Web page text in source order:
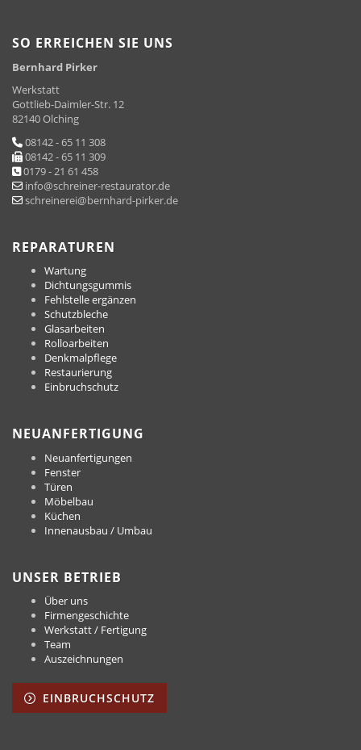
SO ERREICHEN SIE UNS
Bernhard Pirker
Werkstatt
Gottlieb-Daimler-Str. 12
82140 Olching
08142 - 65 11 308
08142 - 65 11 309
0179 - 21 61 458
info@schreiner-restaurator.de
schreinerei@bernhard-pirker.de
REPARATUREN
Wartung
Dichtungsgummis
Fehlstelle ergänzen
Schutzbleche
Glasarbeiten
Rolloarbeiten
Denkmalpflege
Restaurierung
Einbruchschutz
NEUANFERTIGUNG
Neuanfertigungen
Fenster
Türen
Möbelbau
Küchen
Innenausbau / Umbau
UNSER BETRIEB
Über uns
Firmengeschichte
Werkstatt / Fertigung
Team
Auszeichnungen
EINBRUCHSCHUTZ